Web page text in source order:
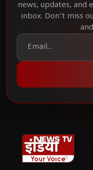
news, updates, and
inbox. Don't miss